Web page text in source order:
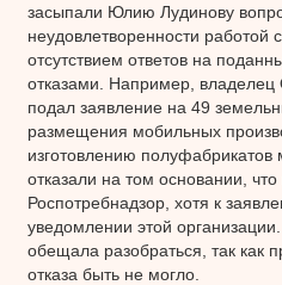
засыпали Юлию Лудинову
неудовлетворенности работой
отсутствием ответов на
отказами. Например,
подал заявление на 49
размещения мобильных
изготовлению
отказали на том основании,
Роспотребнадзор, хотя к
уведомлении этой
обещала разобраться, так как
отказа быть не могло.